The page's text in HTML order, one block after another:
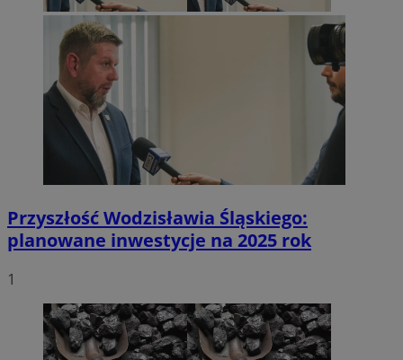
Przyszłość Wodzisławia Śląskiego:
planowane inwestycje na 2025 rok
1